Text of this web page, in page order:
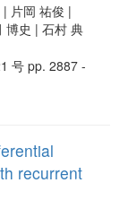
片岡 祐俊 |
博史 | 石村 典
号 pp. 2887 -
recurrent